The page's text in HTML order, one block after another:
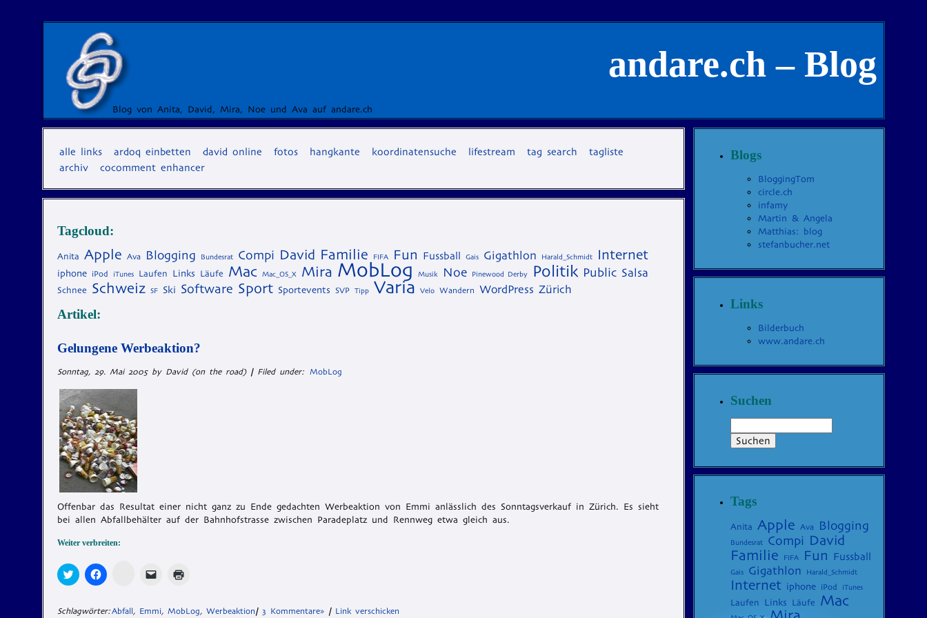
andare.ch – Blog
Blog von Anita, David, Mira, Noe und Ava auf andare.ch
alle links ardoq einbetten david online fotos hangkante koordinatensuche lifestream tag search
tagliste
archiv
cocomment enhancer
Tagcloud:
Anita Apple Ava Blogging Bundesrat Compi David Familie FIFA Fun Fussball Gais Gigathlon Harald_Schmidt Internet
iphone iPod iTunes Laufen Links Läufe Mac Mac_OS_X Mira MobLog Musik Noe Pinewood Derby Politik Public Salsa
Schnee Schweiz SF Ski Software Sport Sportevents SVP Tipp Varia Velo Wandern WordPress Zürich
Artikel:
Gelungene Werbeaktion?
Sonntag, 29. Mai 2005 by David (on the road) |Filed under: MobLog
Offenbar das Resultat einer nicht ganz zu Ende gedachten Werbeaktion von Emmi anlässlich des Sonntagsverkauf in Zürich. Es sieht
bei allen Abfallbehälter auf der Bahnhofstrasse zwischen Paradeplatz und Rennweg etwa gleich aus.
Weiter verbreiten:
Klick,
um
zu
Klick,
um
zu
Zum
Teilen
klicken
(Wird
Klicken,
einen in
Schlagwörter:Abfall , Emmi, MobLog , Werbeaktion| 3 Kommentare» | Link verschicken
Blogs
BloggingTom
circle.ch
infamy
Martin & Angela
Matthias: blog
stefanbucher.net
Links
Bilderbuch
www.andare.ch
Suchen
Tags
Anita Apple Ava Blogging
Bundesrat Compi David
Familie FIFA Fun Fussball
Gais Gigathlon Harald_Schmidt
Internet iphone iPod iTunes
Laufen Links Läufe Mac